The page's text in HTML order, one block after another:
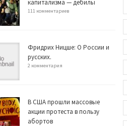
капитализма — дебилы
111 комментариев
Фридрих Ницше: О России и
русских.
2 комментария
В США прошли массовые
акции протеста в пользу
абортов